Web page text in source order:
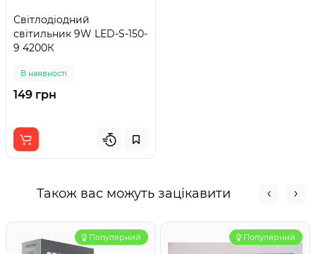
Світлодіодний
світильник 9W LED-S-150-
9 4200К
В наявності
149 грн
Також вас можуть зацікавити
Популярний Популярний